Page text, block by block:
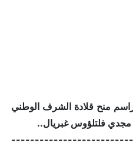
رقم (202) : مراسم منح قلادة الشرف الوطني
فلتلؤوس غبريال..